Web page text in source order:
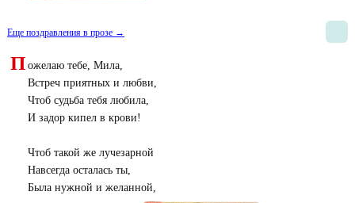
Еще поздравления в прозе →
П ожелаю тебе, Мила,
Встреч приятных и любви,
Чтоб судьба тебя любила,
И задор кипел в крови!
Чтоб такой же лучезарной
Навсегда осталась ты,
Была нужной и желанной,